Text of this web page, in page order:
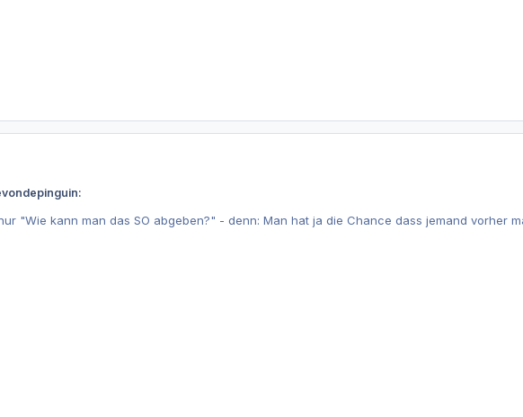
"Wie kann man das SO abgeben?" - denn: Man hat ja die Chance dass jemand vorher